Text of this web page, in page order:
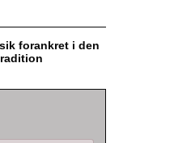
forankret i den